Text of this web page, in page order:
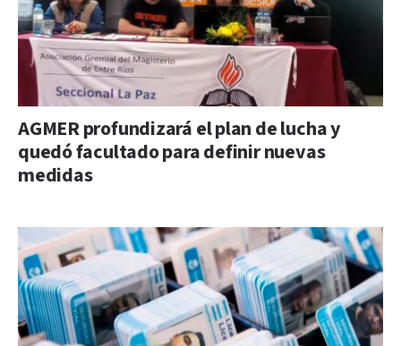
AGMER profundizará el plan de lucha y
quedó facultado para definir nuevas
medidas